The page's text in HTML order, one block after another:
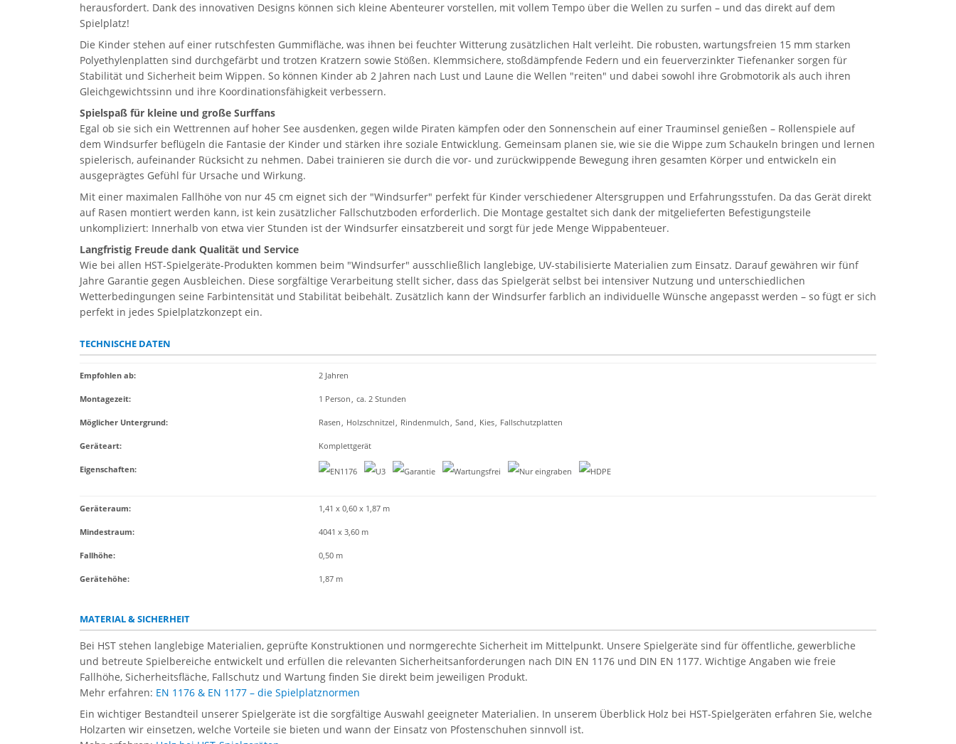
herausfordert. Dank des innovativen Designs können sich kleine Abenteurer vorstellen, mit vollem Tempo über die Wellen zu surfen – und das direkt auf dem
Spielplatz!
Die Kinder stehen auf einer rutschfesten Gummifläche, was ihnen bei feuchter Witterung zusätzlichen Halt verleiht. Die robusten, wartungsfreien 15 mm starken
Polyethylenplatten sind durchgefärbt und trotzen Kratzern sowie Stößen. Klemmsichere, stoßdämpfende Federn und ein feuerverzinkter Tiefenanker sorgen für
Stabilität und Sicherheit beim Wippen. So können Kinder ab 2 Jahren nach Lust und Laune die Wellen "reiten" und dabei sowohl ihre Grobmotorik als auch ihren
Gleichgewichtssinn und ihre Koordinationsfähigkeit verbessern.
Spielspaß für kleine und große Surffans
Egal ob sie sich ein Wettrennen auf hoher See ausdenken, gegen wilde Piraten kämpfen oder den Sonnenschein auf einer Trauminsel genießen – Rollenspiele auf
dem Windsurfer beflügeln die Fantasie der Kinder und stärken ihre soziale Entwicklung. Gemeinsam planen sie, wie sie die Wippe zum Schaukeln bringen und lernen
spielerisch, aufeinander Rücksicht zu nehmen. Dabei trainieren sie durch die vor- und zurückwippende Bewegung ihren gesamten Körper und entwickeln ein
ausgeprägtes Gefühl für Ursache und Wirkung.
Mit einer maximalen Fallhöhe von nur 45 cm eignet sich der "Windsurfer" perfekt für Kinder verschiedener Altersgruppen und Erfahrungsstufen. Da das Gerät direkt
auf Rasen montiert werden kann, ist kein zusätzlicher Fallschutzboden erforderlich. Die Montage gestaltet sich dank der mitgelieferten Befestigungsteile
unkompliziert: Innerhalb von etwa vier Stunden ist der Windsurfer einsatzbereit und sorgt für jede Menge Wippabenteuer.
Langfristig Freude dank Qualität und Service
Wie bei allen HST-Spielgeräte-Produkten kommen beim "Windsurfer" ausschließlich langlebige, UV-stabilisierte Materialien zum Einsatz. Darauf gewähren wir fünf
Jahre Garantie gegen Ausbleichen. Diese sorgfältige Verarbeitung stellt sicher, dass das Spielgerät selbst bei intensiver Nutzung und unterschiedlichen
Wetterbedingungen seine Farbintensität und Stabilität beibehält. Zusätzlich kann der Windsurfer farblich an individuelle Wünsche angepasst werden – so fügt er sich
perfekt in jedes Spielplatzkonzept ein.
TECHNISCHE DATEN
Empfohlen ab: 2 Jahren
Montagezeit: 1 Person, ca. 2 Stunden
Möglicher Untergrund: Rasen, Holzschnitzel, Rindenmulch, Sand, Kies, Fallschutzplatten
Geräteart: Komplettgerät
Eigenschaften:
Geräteraum: 1,41 x 0,60 x 1,87 m
Mindestraum: 4041 x 3,60 m
Fallhöhe: 0,50 m
Gerätehöhe: 1,87 m
MATERIAL & SICHERHEIT
Bei HST stehen langlebige Materialien, geprüfte Konstruktionen und normgerechte Sicherheit im Mittelpunkt. Unsere Spielgeräte sind für öffentliche, gewerbliche
und betreute Spielbereiche entwickelt und erfüllen die relevanten Sicherheitsanforderungen nach DIN EN 1176 und DIN EN 1177. Wichtige Angaben wie freie
Fallhöhe, Sicherheitsfläche, Fallschutz und Wartung finden Sie direkt beim jeweiligen Produkt.
Mehr erfahren: EN 1176 & EN 1177 – die Spielplatznormen
Ein wichtiger Bestandteil unserer Spielgeräte ist die sorgfältige Auswahl geeigneter Materialien. In unserem Überblick Holz bei HST-Spielgeräten erfahren Sie, welche
Holzarten wir einsetzen, welche Vorteile sie bieten und wann der Einsatz von Pfostenschuhen sinnvoll ist.